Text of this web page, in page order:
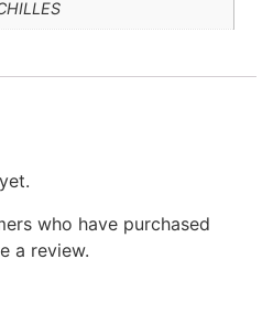
who have purchased
a review.